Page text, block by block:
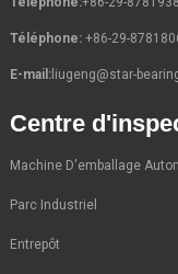
Téléphone: +86-29-
E-mail:liugeng@star-
Centre
Machine D'emballage
Parc Industriel
Entrepôt